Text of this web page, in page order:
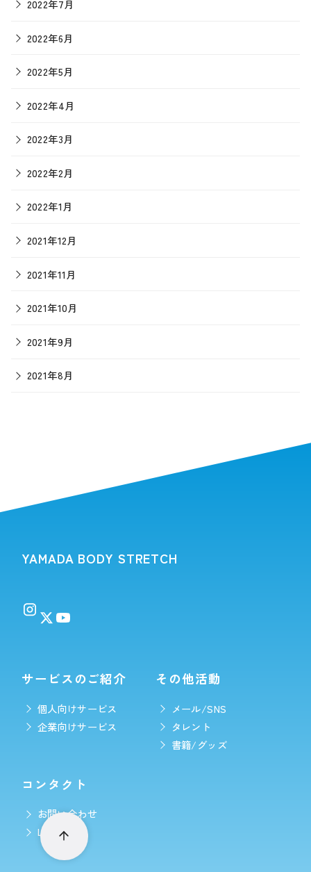
2022年7月
2022年6月
2022年5月
2022年4月
2022年3月
2022年2月
2022年1月
2021年12月
2021年11月
2021年10月
2021年9月
2021年8月
YAMADA BODY STRETCH
サービスのご紹介
個人向けサービス
企業向けサービス
その他活動
メール/SNS
タレント
書籍/グッズ
コンタクト
お問い合わせ
LINE予約